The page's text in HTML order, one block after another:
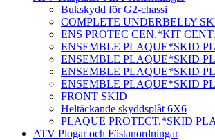
Bukskydd för G2-chassi
COMPLETE UNDERBELLY
ENS PROTEC CEN.*KIT
ENSEMBLE PLAQUE*SKID
ENSEMBLE PLAQUE*SKID
ENSEMBLE PLAQUE*SKID
ENSEMBLE PLAQUE*SKID
FRONT SKID
Heltäckande skyddsplåt 6X6
PLAQUE PROTECT.*SKID
ATV Plogar och Fästanordningar